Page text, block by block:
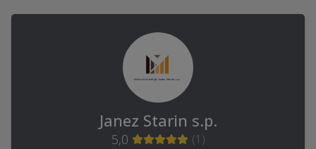
Janez Starin s.p.
5,0 (1 )